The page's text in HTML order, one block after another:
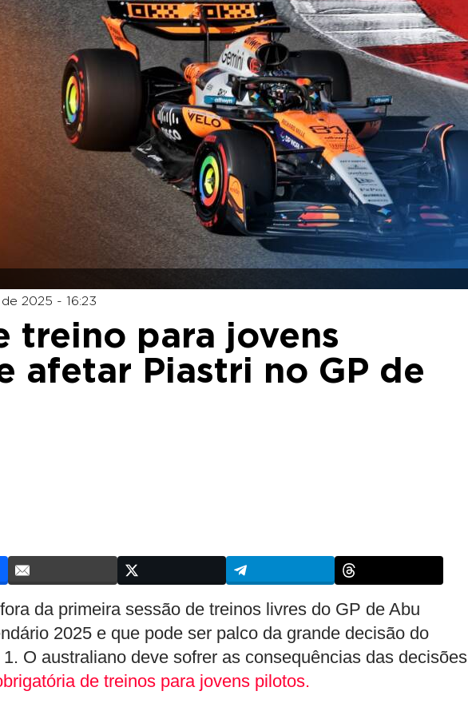
2025 - 16:23
treino para jovens
afetar Piastri no GP de
da primeira sessão de treinos livres do GP de Abu
2025 e que pode ser palco da grande decisão do
O australiano deve sofrer as consequências das decisões
de treinos para jovens pilotos.